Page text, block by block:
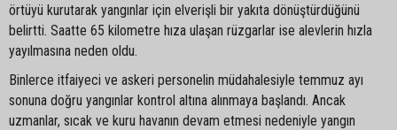
örtüyü kurutarak yangınlar için elverişli bir yakıta dönüştürdüğünü
belirtti. Saatte 65 kilometre hıza ulaşan rüzgarlar ise alevlerin hızla
yayılmasına neden oldu.
Binlerce itfaiyeci ve askeri personelin müdahalesiyle temmuz ayı
sonuna doğru yangınlar kontrol altına alınmaya başlandı. Ancak
uzmanlar, sıcak ve kuru havanın devam etmesi nedeniyle yangın